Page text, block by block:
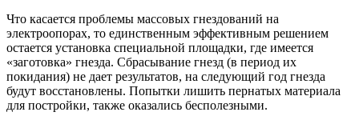
Что касается проблемы массовых гнездований на
электроопорах, то единственным эффективным решением
остается установка специальной площадки, где имеется
«заготовка» гнезда. Сбрасывание гнезд (в период их
покидания) не дает результатов, на следующий год гнезда
будут восстановлены. Попытки лишить пернатых материала
для постройки, также оказались бесполезными.